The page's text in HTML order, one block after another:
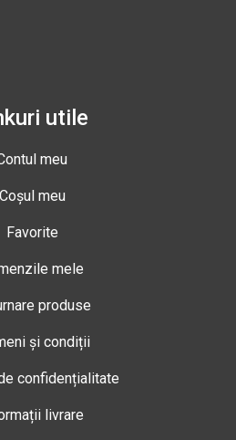
utile
meu
Coșul meu
Favorite
mele
produse
și condiții
confidențialitate
livrare